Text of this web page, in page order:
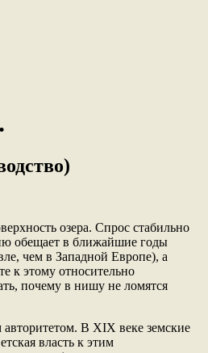
озера. Спрос стабильно
обещает в ближайшие годы
чем в Западной Европе), а
к этому относительно
почему в нишу не ломятся
В ХIХ веке земские
власть к этим